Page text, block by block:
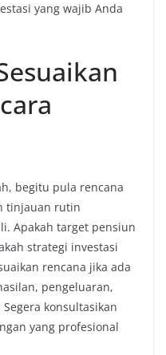
yang wajib Anda
begitu pula rencana
tinjauan rutin
Apakah target pensiun
strategi investasi
rencana jika ada
pengeluaran,
konsultasikan
yang profesional